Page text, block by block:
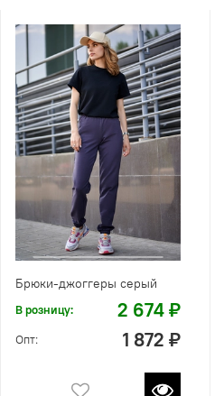
Брюки-джоггеры серый
В розницу: 2 674 ₽
Опт: 1 872 ₽